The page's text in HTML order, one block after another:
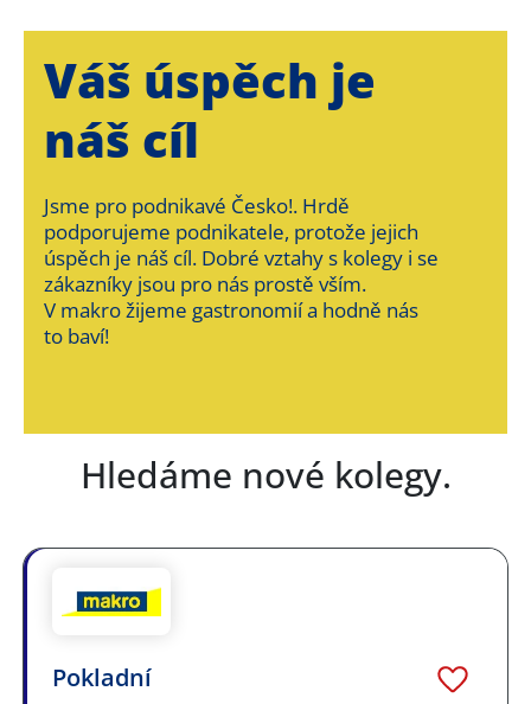
Váš úspěch je
náš cíl
Jsme pro podnikavé Česko!. Hrdě
podporujeme podnikatele, protože jejich
úspěch je náš cíl. Dobré vztahy s kolegy i se
zákazníky jsou pro nás prostě vším.
V makro žijeme gastronomií a hodně nás
to baví!
Hledáme nové kolegy.
Pokladní